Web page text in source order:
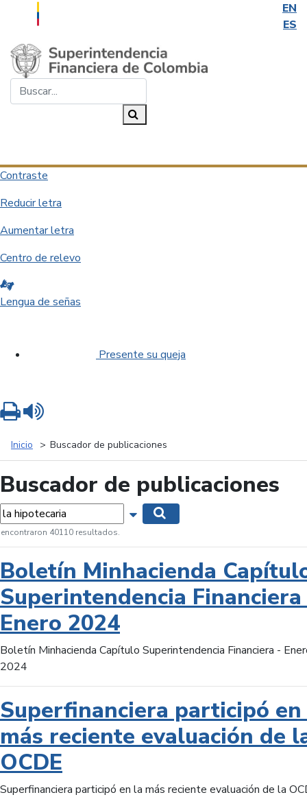
EN
ES
Saltar al contenido principal
Contraste
Reducir letra
Aumentar letra
Centro de relevo
Lengua de señas
Presente su queja
Inicio Buscador de publicaciones
Buscador de publicaciones
Mostrar opciones de búsqueda
encontraron 40110 resultados.
Boletín Minhacienda
Superintendencia
Enero 2024
Boletín Minhacienda Capítulo Superintendencia Financiera -
2024
Superfinanciera participó
más reciente evaluación de
OCDE
Superfinanciera participó en la más reciente evaluación de la
Imprimir